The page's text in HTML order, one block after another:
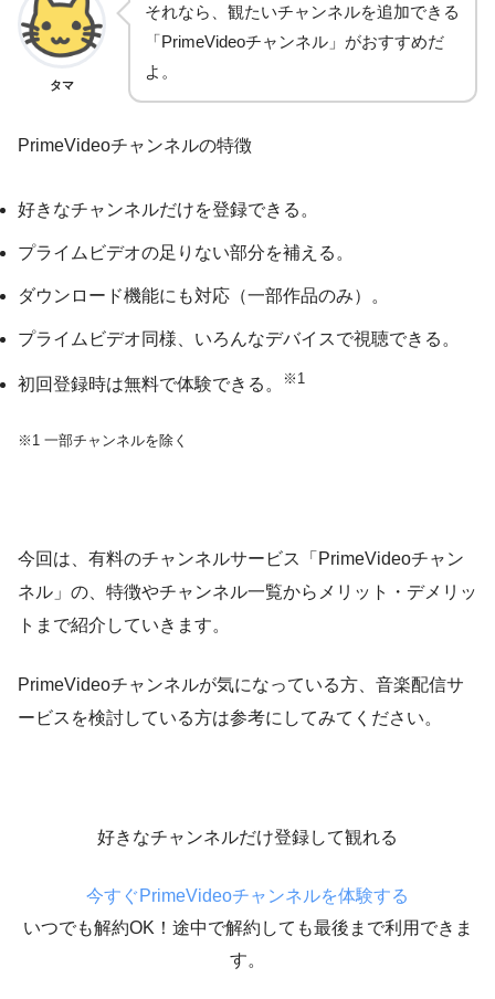
タマ
それなら、観たいチャンネルを追加できる
「PrimeVideoチャンネル」がおすすめだ
よ。
PrimeVideoチャンネルの特徴
好きなチャンネルだけを登録できる。
プライムビデオの足りない部分を補える。
ダウンロード機能にも対応（一部作品のみ）。
プライムビデオ同様、いろんなデバイスで視聴できる。
初回登録時は無料で体験できる。 ※1
※1 一部チャンネルを除く
今回は、有料のチャンネルサービス「PrimeVideoチャン
ネル」の、特徴やチャンネル一覧からメリット・デメリッ
トまで紹介していきます。
PrimeVideoチャンネルが気になっている方、音楽配信サ
ービスを検討している方は参考にしてみてください。
好きなチャンネルだけ登録して観れる
今すぐPrimeVideoチャンネルを体験する
いつでも解約OK！途中で解約しても最後まで利用できま
す。